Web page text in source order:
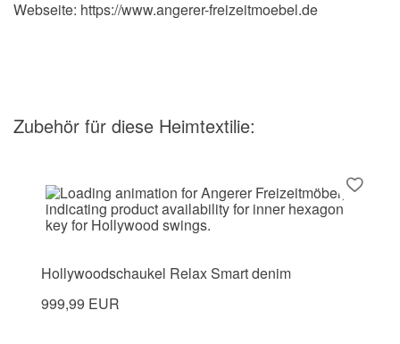
Webseite: https://www.angerer-freizeitmoebel.de
Zubehör für diese Heimtextilie:
Hollywoodschaukel Relax Smart denim
999,99 EUR